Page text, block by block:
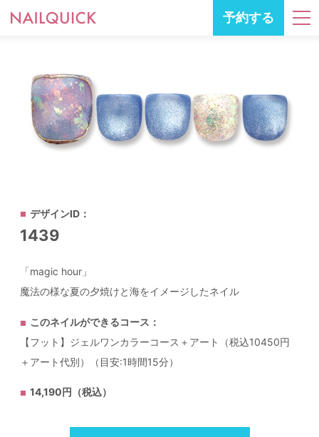
予約する
デザインID：
1439
「magic hour」
魔法の様な夏の夕焼けと海をイメージしたネイル
このネイルができるコース：
【フット】ジェルワンカラーコース＋アート（税込10450円
＋アート代別）（目安:1時間15分）
14,190円（税込）